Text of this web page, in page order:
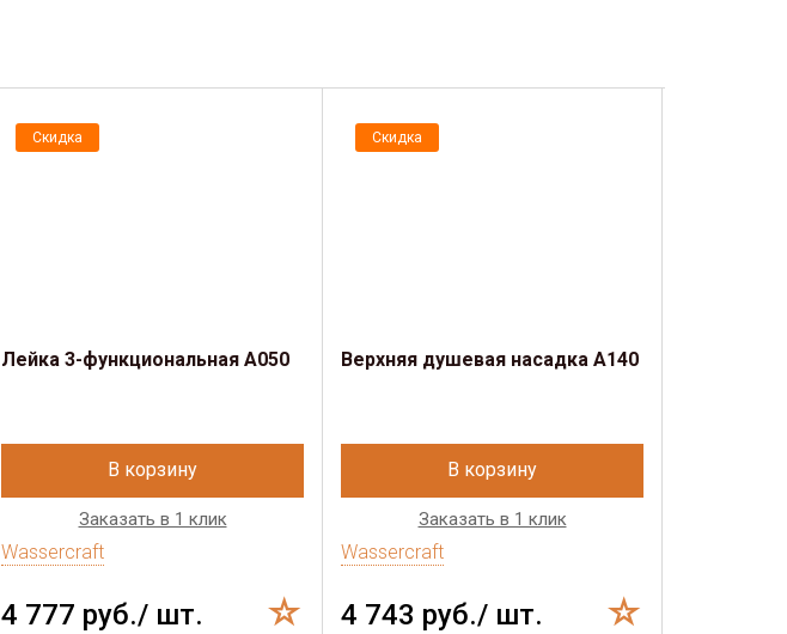
Скидка
Лейка 3-функциональная A050
В корзину
Заказать в 1 клик
Wassercraft
4 777 руб./ шт.
Скидка
Верхняя душевая насадка A140
В корзину
Заказать в 1 клик
Wassercraft
4 743 руб./ шт.